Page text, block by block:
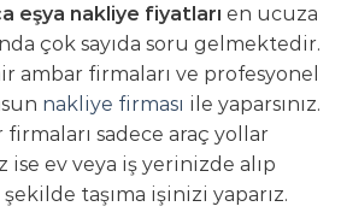
eşya nakliye fiyatları en ucuza
çok sayıda soru gelmektedir.
ambar firmaları ve profesyonel
nakliye firması ile yaparsınız.
sadece araç yollar
ise ev veya iş yerinizde alıp
taşıma işinizi yaparız.